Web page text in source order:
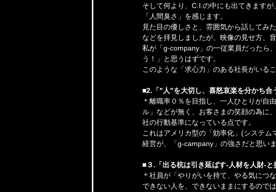
そして何より、C.I.の中にも出てきます
「人間臭さ」を感じます。
見た目の優しさと、雰囲気から話してみ
などを拝見しましたが、映像の見せ方、
私が「g-company」の一従業員だったら
う！」と思うはずです。
このような「求心力」のある社長がいる
■2.「"人"を大切し、喜怒哀楽を分かち合
＊離職率０％を目指し、一人ひとりが自
ル」などが無く、お客さまの笑顔の為に
社の行動基準になっている点です。
これはアメリカ型の「効率化」(システ
経営が、「g-campany」の強さだと思いま
■３.「出る杭は引き延ばす-人材を人財-と
＊社員が「やりがいを持て、やる気につ
できない人を、できないままにするので